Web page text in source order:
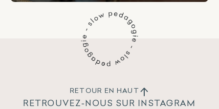
RETROUVEZ-NOUS SUR INSTAGRAM
RETOUR EN HAUT